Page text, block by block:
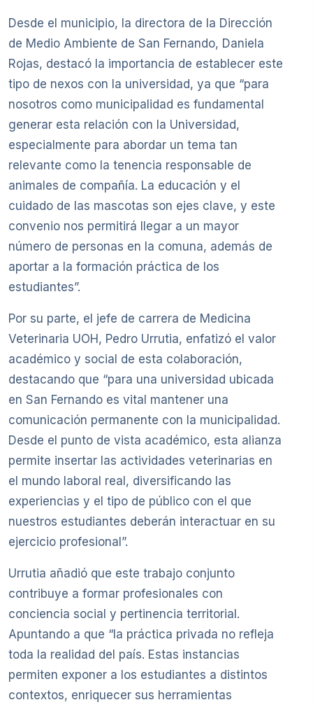
Desde el municipio, la directora de la Dirección
de Medio Ambiente de San Fernando, Daniela
Rojas, destacó la importancia de establecer este
tipo de nexos con la universidad, ya que “para
nosotros como municipalidad es fundamental
generar esta relación con la Universidad,
especialmente para abordar un tema tan
relevante como la tenencia responsable de
animales de compañía. La educación y el
cuidado de las mascotas son ejes clave, y este
convenio nos permitirá llegar a un mayor
número de personas en la comuna, además de
aportar a la formación práctica de los
estudiantes”.
Por su parte, el jefe de carrera de Medicina
Veterinaria UOH, Pedro Urrutia, enfatizó el valor
académico y social de esta colaboración,
destacando que “para una universidad ubicada
en San Fernando es vital mantener una
comunicación permanente con la municipalidad.
Desde el punto de vista académico, esta alianza
permite insertar las actividades veterinarias en
el mundo laboral real, diversificando las
experiencias y el tipo de público con el que
nuestros estudiantes deberán interactuar en su
ejercicio profesional”.
Urrutia añadió que este trabajo conjunto
contribuye a formar profesionales con
conciencia social y pertinencia territorial.
Apuntando a que “la práctica privada no refleja
toda la realidad del país. Estas instancias
permiten exponer a los estudiantes a distintos
contextos, enriquecer sus herramientas